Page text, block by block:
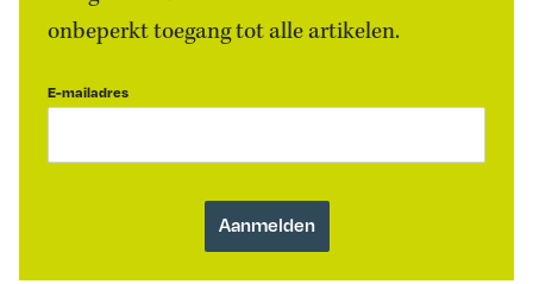
onbeperkt toegang tot alle artikelen.
E-mailadres